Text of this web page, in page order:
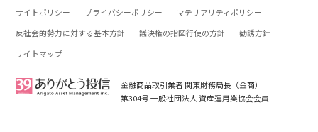
サイトポリシー プライバシーポリシー
マテリアリティポリシー
反社会的勢力に対する基本方針
議決権の指図行使の方針
勧誘方針
サイトマップ
金融商品取引業者 関東財務局長（金商）
第304号 一般社団法人 資産運用業協会会員